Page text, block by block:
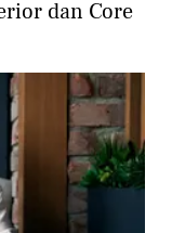
dan Core